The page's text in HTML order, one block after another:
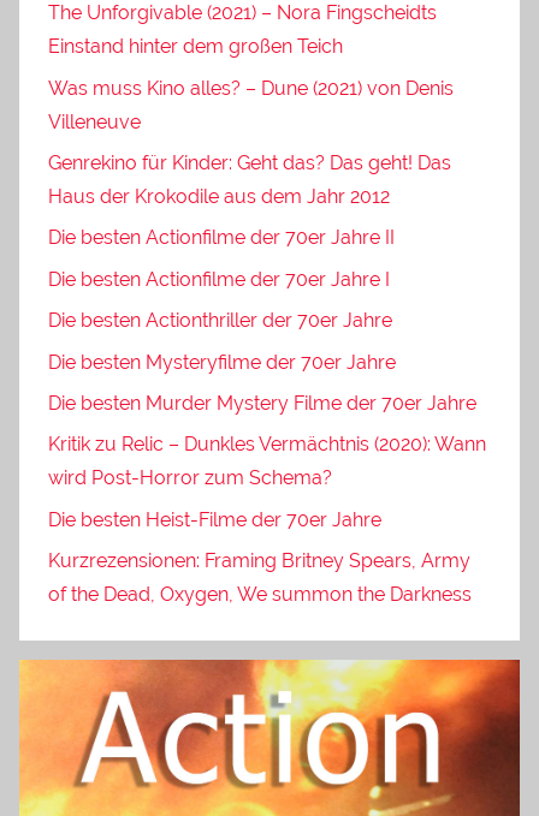
The Unforgivable (2021) – Nora Fingscheidts
Einstand hinter dem großen Teich
Was muss Kino alles? – Dune (2021) von Denis
Villeneuve
Genrekino für Kinder: Geht das? Das geht! Das
Haus der Krokodile aus dem Jahr 2012
Die besten Actionfilme der 70er Jahre II
Die besten Actionfilme der 70er Jahre I
Die besten Actionthriller der 70er Jahre
Die besten Mysteryfilme der 70er Jahre
Die besten Murder Mystery Filme der 70er Jahre
Kritik zu Relic – Dunkles Vermächtnis (2020): Wann
wird Post-Horror zum Schema?
Die besten Heist-Filme der 70er Jahre
Kurzrezensionen: Framing Britney Spears, Army
of the Dead, Oxygen, We summon the Darkness